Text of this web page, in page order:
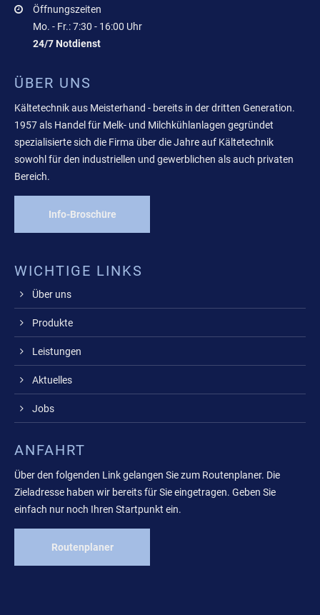
Öffnungszeiten
Mo. - Fr.: 7:30 - 16:00 Uhr
24/7 Notdienst
ÜBER UNS
Kältetechnik aus Meisterhand - bereits in der dritten Generation.
1957 als Handel für Melk- und Milchkühlanlagen gegründet
spezialisierte sich die Firma über die Jahre auf Kältetechnik
sowohl für den industriellen und gewerblichen als auch privaten
Bereich.
Info-Broschüre
WICHTIGE LINKS
Über uns
Produkte
Leistungen
Aktuelles
Jobs
ANFAHRT
Über den folgenden Link gelangen Sie zum Routenplaner. Die
Zieladresse haben wir bereits für Sie eingetragen. Geben Sie
einfach nur noch Ihren Startpunkt ein.
Routenplaner